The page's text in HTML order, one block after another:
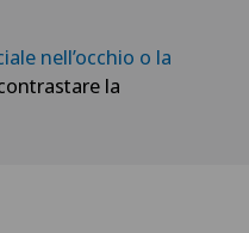
nell’occhio o la
la